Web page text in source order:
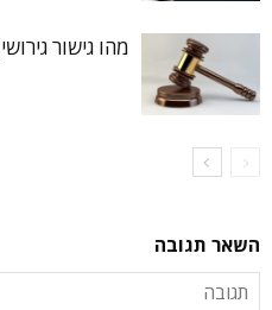
מהו גישור
השאר תגובה